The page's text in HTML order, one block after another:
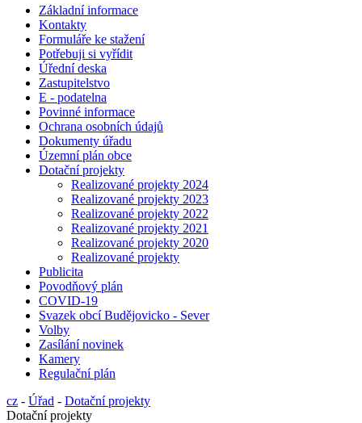
Základní informace
Kontakty
Formuláře ke stažení
Potřebuji si vyřídit
Úřední deska
Zastupitelstvo
E - podatelna
Povinné informace
Ochrana osobních údajů
Dokumenty úřadu
Územní plán obce
Dotační projekty
Realizované projekty 2024
Realizované projekty 2023
Realizované projekty 2022
Realizované projekty 2021
Realizované projekty 2020
Realizované projekty
Publicita
Povodňový plán
COVID-19
Svazek obcí Budějovicko - Sever
Volby
Zasílání novinek
Kamery
Regulační plán
cz - Úřad - Dotační projekty
Dotační projekty